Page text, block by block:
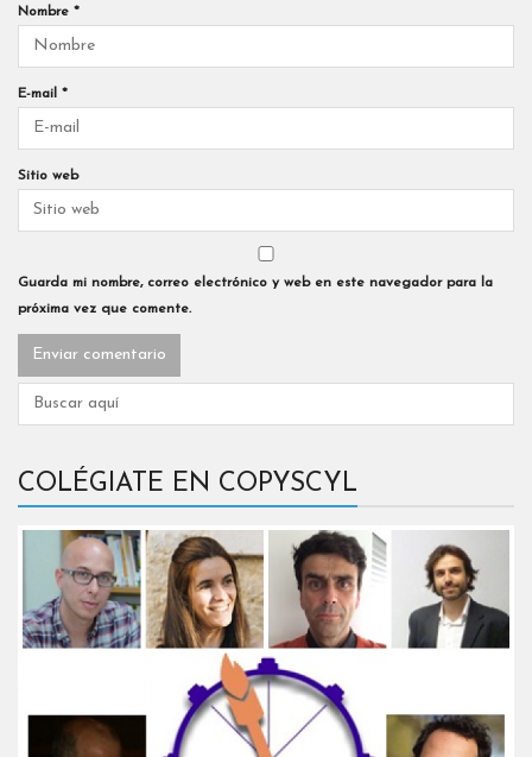
Nombre *
E-mail *
Sitio web
Guarda mi nombre, correo electrónico y web en este navegador para la
próxima vez que comente.
COLÉGIATE EN COPYSCYL